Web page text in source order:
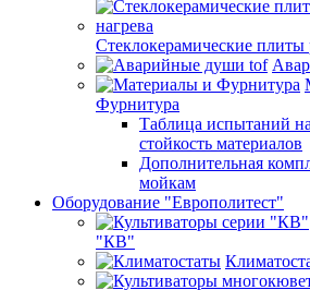
Стеклокерамические плиты
Фурнитура
Таблица испытаний
стойкость материалов
Дополнительная
мойкам
Оборудование "Европолитест"
"КВ"